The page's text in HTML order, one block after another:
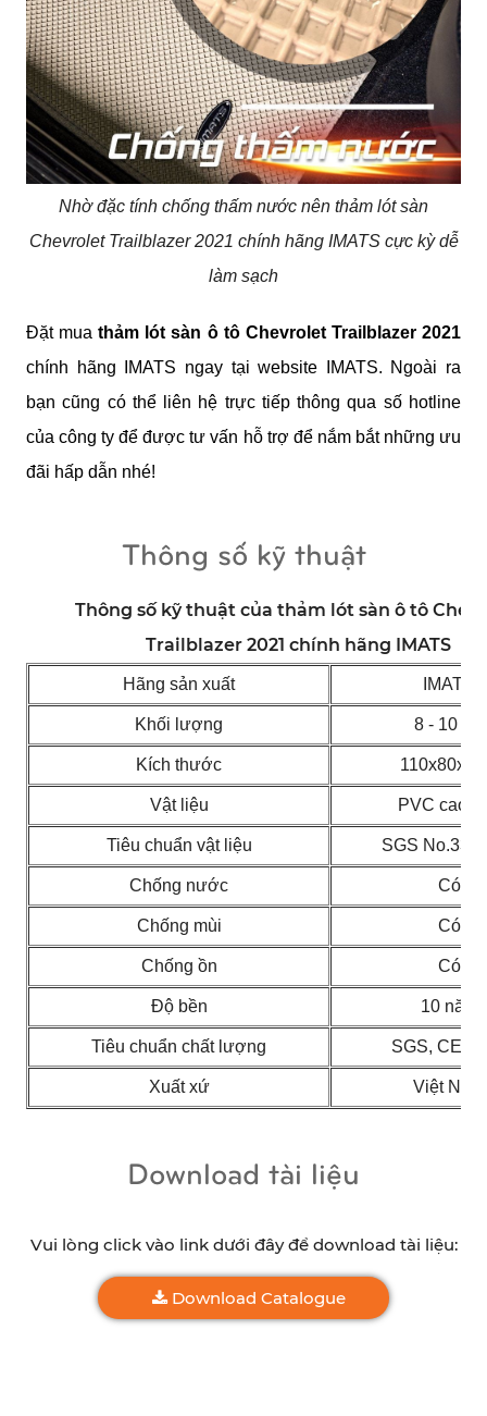
Nhờ đặc tính chống thấm nước nên thảm lót sàn
Chevrolet Trailblazer 2021 chính hãng IMATS cực kỳ dễ
làm sạch
Đặt mua
chính hãng IMATS ngay tại website IMATS. Ngoài ra
bạn cũng có thể liên hệ trực tiếp thông qua số hotline
của công ty để được tư vấn hỗ trợ để nắm bắt những ưu
đãi hấp dẫn nhé!
Thông số kỹ thuật
Thông số kỹ thuật của thảm lót sàn ô tô
Trailblazer 2021 chính hãng IMATS
Hãng sản xuất IMATS
Khối lượng 8 - 10 Kg
Kích thước
Vật liệu PVC cao
Tiêu chuẩn vật liệu SGS
Chống nước Có
Chống mùi Có
Chống ồn Có
Độ bền 10 năm
Tiêu chuẩn chất lượng SGS, CE,
Xuất xứ Việt Nam
Download tài liệu
Vui lòng click vào link dưới đây để download tài liệu:
Download Catalogue